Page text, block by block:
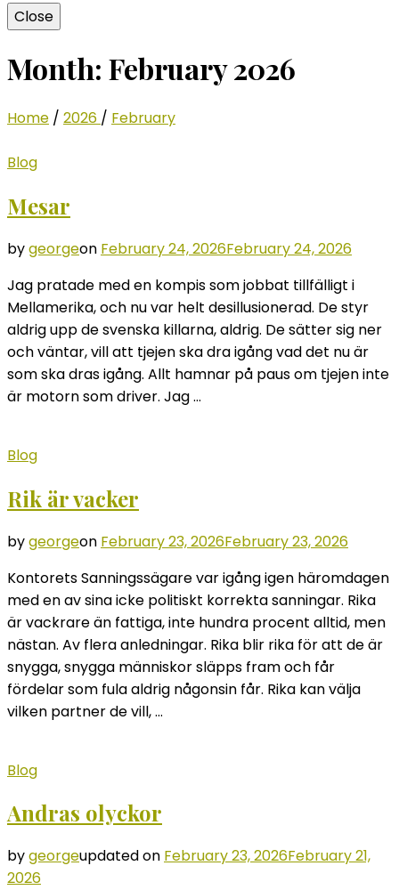
Close
Month: February 2026
Home / 2026 / February
Blog
Mesar
bygeorgeon February 24, 2026February 24, 2026
Jag pratade med en kompis som jobbat tillfälligt i
Mellamerika, och nu var helt desillusionerad. De styr
aldrig upp de svenska killarna, aldrig. De sätter sig ner
och väntar, vill att tjejen ska dra igång vad det nu är
som ska dras igång. Allt hamnar på paus om tjejen inte
är motorn som driver. Jag …
Blog
Rik är vacker
bygeorgeon February 23, 2026February 23, 2026
Kontorets Sanningssägare var igång igen häromdagen
med en av sina icke politiskt korrekta sanningar. Rika
är vackrare än fattiga, inte hundra procent alltid, men
nästan. Av flera anledningar. Rika blir rika för att de är
snygga, snygga människor släpps fram och får
fördelar som fula aldrig någonsin får. Rika kan välja
vilken partner de vill, …
Blog
Andras olyckor
bygeorgeupdated on February 23, 2026February 21,
2026